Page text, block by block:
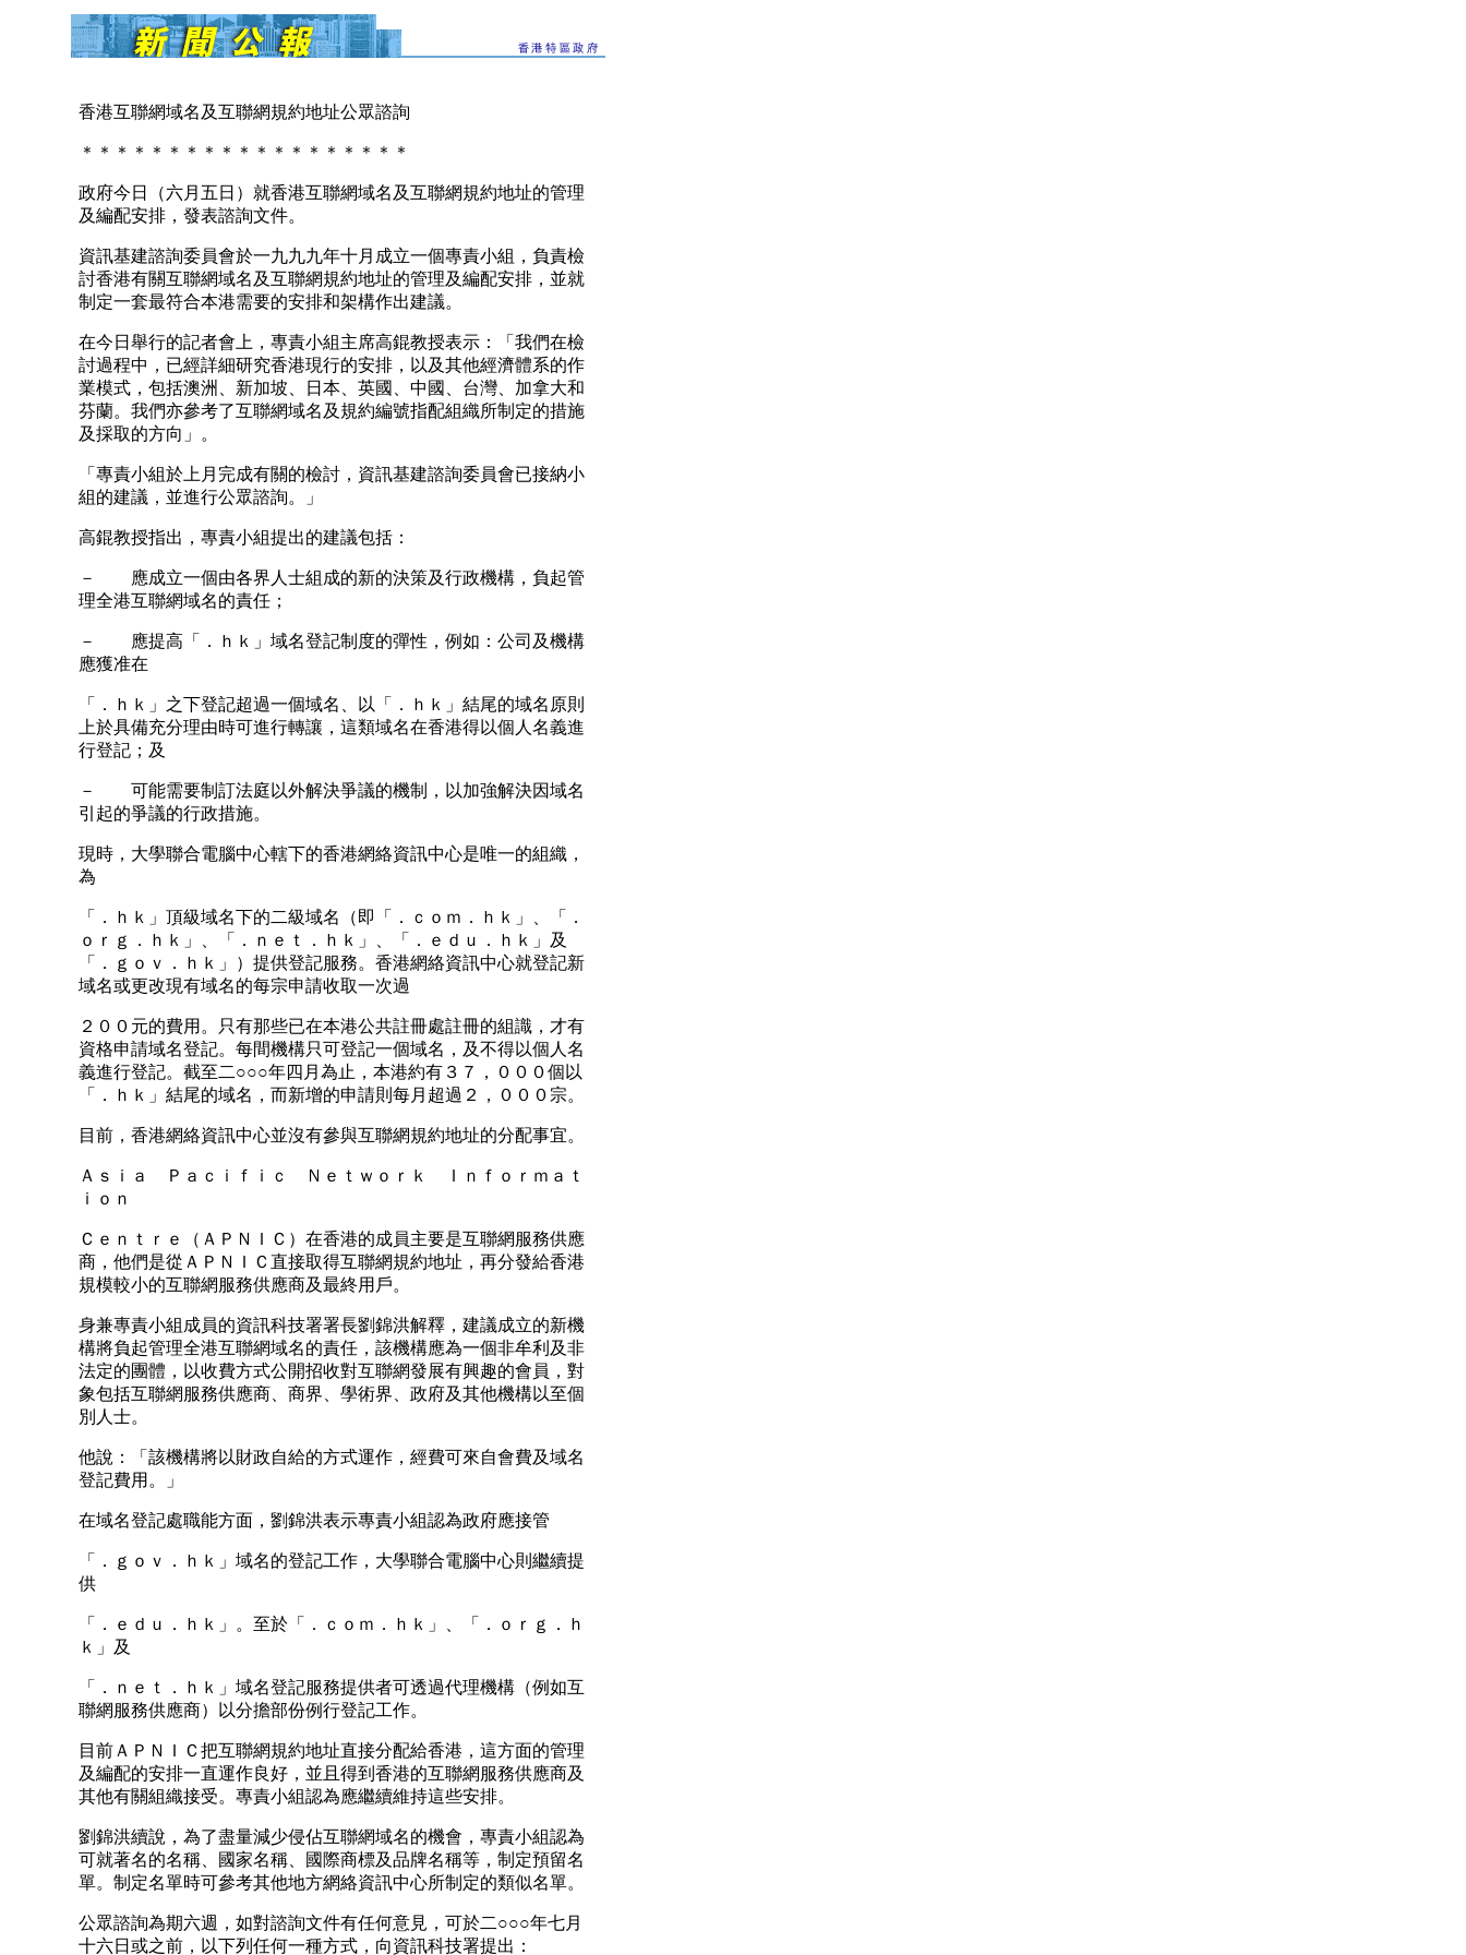
香港互聯網域名及互聯網規約地址公眾諮詢
＊＊＊＊＊＊＊＊＊＊＊＊＊＊＊＊＊＊＊
政府今日（六月五日）就香港互聯網域名及互聯網規約地址的管理
及編配安排，發表諮詢文件。
資訊基建諮詢委員會於一九九九年十月成立一個專責小組，負責檢
討香港有關互聯網域名及互聯網規約地址的管理及編配安排，並就
制定一套最符合本港需要的安排和架構作出建議。
在今日舉行的記者會上，專責小組主席高錕教授表示：「我們在檢
討過程中，已經詳細研究香港現行的安排，以及其他經濟體系的作
業模式，包括澳洲、新加坡、日本、英國、中國、台灣、加拿大和
芬蘭。我們亦參考了互聯網域名及規約編號指配組織所制定的措施
及採取的方向」。
「專責小組於上月完成有關的檢討，資訊基建諮詢委員會已接納小
組的建議，並進行公眾諮詢。」
高錕教授指出，專責小組提出的建議包括：
－ 應成立一個由各界人士組成的新的決策及行政機構，負起管
理全港互聯網域名的責任；
－ 應提高「．ｈｋ」域名登記制度的彈性，例如：公司及機構
應獲准在
「．ｈｋ」之下登記超過一個域名、以「．ｈｋ」結尾的域名原則
上於具備充分理由時可進行轉讓，這類域名在香港得以個人名義進
行登記；及
－ 可能需要制訂法庭以外解決爭議的機制，以加強解決因域名
引起的爭議的行政措施。
現時，大學聯合電腦中心轄下的香港網絡資訊中心是唯一的組織，
為
「．ｈｋ」頂級域名下的二級域名（即「．ｃｏｍ．ｈｋ」、「．
ｏｒｇ．ｈｋ」、「．ｎｅｔ．ｈｋ」、「．ｅｄｕ．ｈｋ」及
「．ｇｏｖ．ｈｋ」）提供登記服務。香港網絡資訊中心就登記新
域名或更改現有域名的每宗申請收取一次過
２００元的費用。只有那些已在本港公共註冊處註冊的組識，才有
資格申請域名登記。每間機構只可登記一個域名，及不得以個人名
義進行登記。截至二○○○年四月為止，本港約有３７，０００個以
「．ｈｋ」結尾的域名，而新增的申請則每月超過２，０００宗。
目前，香港網絡資訊中心並沒有參與互聯網規約地址的分配事宜。
Ａｓｉａ Ｐａｃｉｆｉｃ Ｎｅｔｗｏｒｋ Ｉｎｆｏｒｍａｔ
ｉｏｎ
Ｃｅｎｔｒｅ（ＡＰＮＩＣ）在香港的成員主要是互聯網服務供應
商，他們是從ＡＰＮＩＣ直接取得互聯網規約地址，再分發給香港
規模較小的互聯網服務供應商及最終用戶。
身兼專責小組成員的資訊科技署署長劉錦洪解釋，建議成立的新機
構將負起管理全港互聯網域名的責任，該機構應為一個非牟利及非
法定的團體，以收費方式公開招收對互聯網發展有興趣的會員，對
象包括互聯網服務供應商、商界、學術界、政府及其他機構以至個
別人士。
他說：「該機構將以財政自給的方式運作，經費可來自會費及域名
登記費用。」
在域名登記處職能方面，劉錦洪表示專責小組認為政府應接管
「．ｇｏｖ．ｈｋ」域名的登記工作，大學聯合電腦中心則繼續提
供
「．ｅｄｕ．ｈｋ」。至於「．ｃｏｍ．ｈｋ」、「．ｏｒｇ．ｈ
ｋ」及
「．ｎｅｔ．ｈｋ」域名登記服務提供者可透過代理機構（例如互
聯網服務供應商）以分擔部份例行登記工作。
目前ＡＰＮＩＣ把互聯網規約地址直接分配給香港，這方面的管理
及編配的安排一直運作良好，並且得到香港的互聯網服務供應商及
其他有關組織接受。專責小組認為應繼續維持這些安排。
劉錦洪續說，為了盡量減少侵佔互聯網域名的機會，專責小組認為
可就著名的名稱、國家名稱、國際商標及品牌名稱等，制定預留名
單。制定名單時可參考其他地方網絡資訊中心所制定的類似名單。
公眾諮詢為期六週，如對諮詢文件有任何意見，可於二○○○年七月
十六日或之前，以下列任何一種方式，向資訊科技署提出：